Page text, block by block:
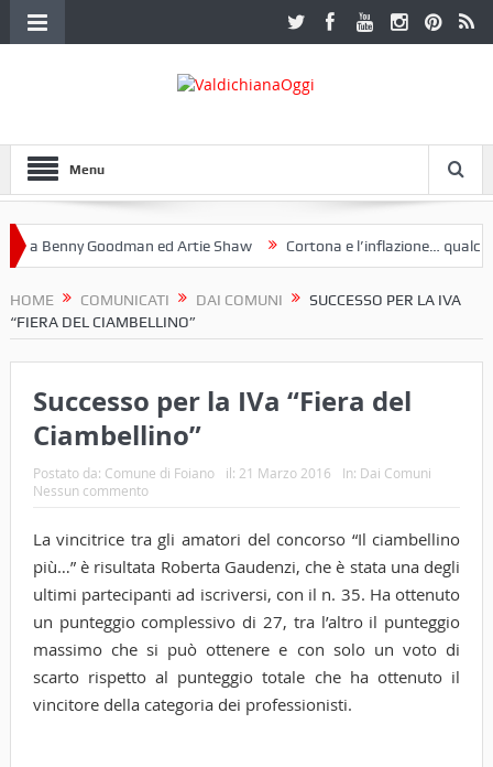
Menu
Benny Goodman ed Artie Shaw Cortona e l’inflazione… qualche
HOME COMUNICATI DAI COMUNI
SUCCESSO PER LA IVA
“FIERA DEL CIAMBELLINO”
Successo per la IVa “Fiera del
Ciambellino”
Postato da: Comune di Foiano il: 21 Marzo 2016 In: Dai Comuni
Nessun commento
La vincitrice tra gli amatori del concorso “Il ciambellino
più…” è risultata Roberta Gaudenzi, che è stata una degli
ultimi partecipanti ad iscriversi, con il n. 35. Ha ottenuto
un punteggio complessivo di 27, tra l’altro il punteggio
massimo che si può ottenere e con solo un voto di
scarto rispetto al punteggio totale che ha ottenuto il
vincitore della categoria dei professionisti.